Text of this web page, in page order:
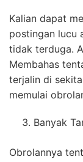
Kalian dapat
postingan lucu
tidak terduga.
Membahas
terjalin di
memulai
Banyak
Obrolannya